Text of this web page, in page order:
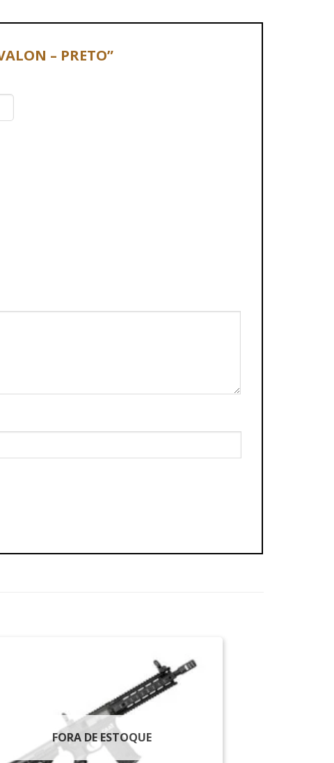
– PRETO”
FORA DE ESTOQUE